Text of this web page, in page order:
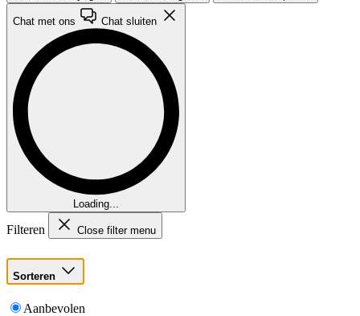
Chat met ons Chat sluiten
Loading...
Filteren Close filter menu
Sorteren
Aanbevolen